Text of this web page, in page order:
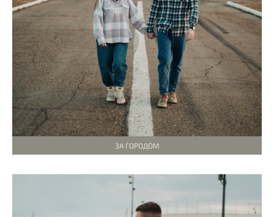
ЗА ГОРОДОМ